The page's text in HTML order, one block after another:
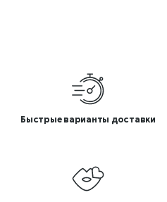
Быстрые варианты доставки